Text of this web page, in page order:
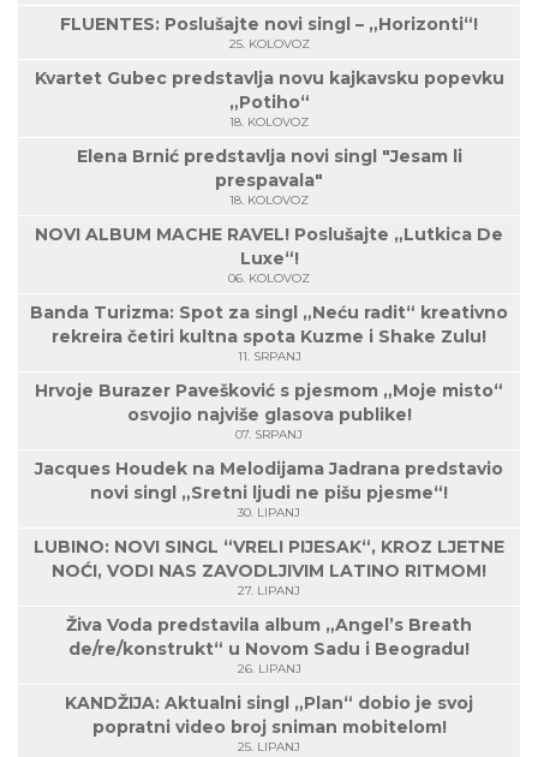
FLUENTES: Poslušajte novi singl – „Horizonti“!
25. KOLOVOZ
Kvartet Gubec predstavlja novu kajkavsku popevku
„Potiho“
18. KOLOVOZ
Elena Brnić predstavlja novi singl "Jesam li
prespavala"
18. KOLOVOZ
NOVI ALBUM MACHE RAVEL! Poslušajte „Lutkica De
Luxe“!
06. KOLOVOZ
Banda Turizma: Spot za singl „Neću radit“ kreativno
rekreira četiri kultna spota Kuzme i Shake Zulu!
11. SRPANJ
Hrvoje Burazer Pavešković s pjesmom „Moje misto“
osvojio najviše glasova publike!
07. SRPANJ
Jacques Houdek na Melodijama Jadrana predstavio
novi singl „Sretni ljudi ne pišu pjesme“!
30. LIPANJ
LUBINO: NOVI SINGL “VRELI PIJESAK“, KROZ LJETNE
NOĆI, VODI NAS ZAVODLJIVIM LATINO RITMOM!
27. LIPANJ
Živa Voda predstavila album „Angel’s Breath
de/re/konstrukt“ u Novom Sadu i Beogradu!
26. LIPANJ
KANDŽIJA: Aktualni singl „Plan“ dobio je svoj
popratni video broj sniman mobitelom!
25. LIPANJ